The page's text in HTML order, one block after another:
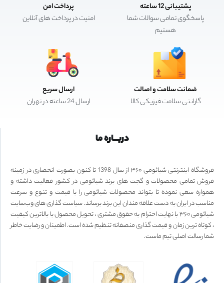
پشتیبانی 12 ساعته
پاسخگوی تمامی سوالات شما
هستیم
پرداخت امن
امنیت در پرداخت های آنلاین
ضمانت سلامت و اصالت
گارانتی سلامت فیزیکی کالا
ارسال سریع
ارسال 24 ساعته در تهران
دربـــاره ما
فروشگاه اینترنتی شیائومی ۳۶۰ از سال 1398 تا کنون بصورت انحصاری در زمینه
فروش تمامی محصولات و گجت های برند شیائومی در کشور فعالیت داشته و
همواره سعی نموده تا بتواند محصولات شیائومی را با قیمت و تنوع و سرعت
مناسب در ایران به دست علاقه مندان این برند برساند. سیاست گذاری های وب‌سایت
شیائومی ۳۶۰ با نهایت احترام به حقوق مشتری ، تحویل محصول با بالاترین کیفیت
، کوتاه ترین زمان و قیمت گذاری منصفانه تنظیم شده است. اطمینان و رضایت خاطر
شما رسالت اصلی تیم ماست.